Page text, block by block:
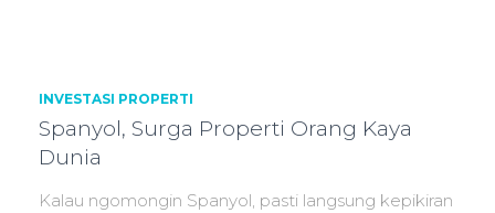
INVESTASI PROPERTI
Spanyol, Surga Properti Orang Kaya
Dunia
Kalau ngomongin Spanyol, pasti langsung kepikiran